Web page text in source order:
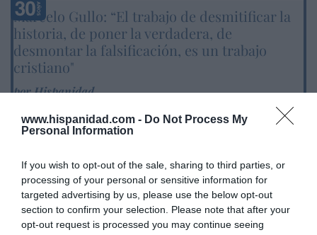
www.hispanidad.com - Do Not Process My
Personal Information
If you wish to opt-out of the sale, sharing to third parties, or
processing of your personal or sensitive information for
targeted advertising by us, please use the below opt-out
section to confirm your selection. Please note that after your
opt-out request is processed you may continue seeing
Marcelo Gullo: “El trabajo de desmitificar la
historia, de poner la verdadera, de
desmontar la falsificación, es un trabajo
cristiano"
por Hispanidad
Artículos anteriores
Diario de la corrupción sanchista. Hazte
Oír se manifiesta delante de La Mareta:
“Pedro Sánchez es un criminal”